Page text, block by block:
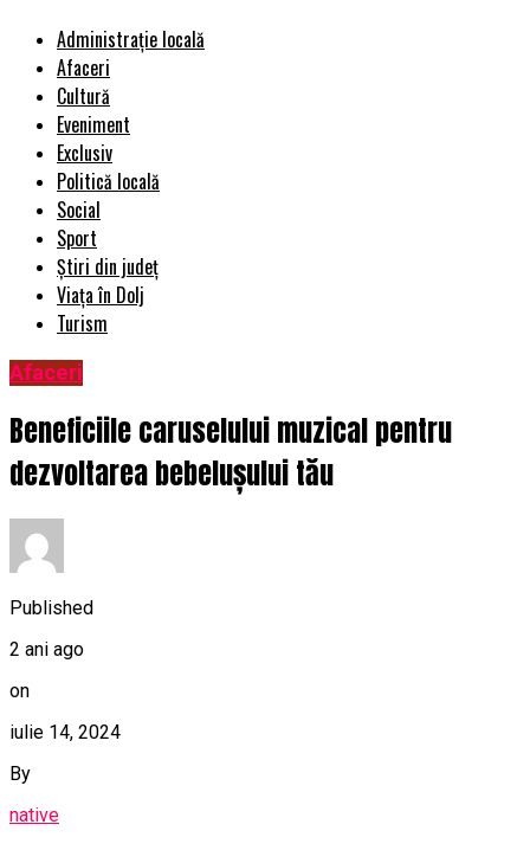
Administrație locală
Afaceri
Cultură
Eveniment
Exclusiv
Politică locală
Social
Sport
Știri din județ
Viața în Dolj
Turism
Afaceri
Beneficiile caruselului muzical pentru
dezvoltarea bebelușului tău
Published
2 ani ago
on
iulie 14, 2024
By
native